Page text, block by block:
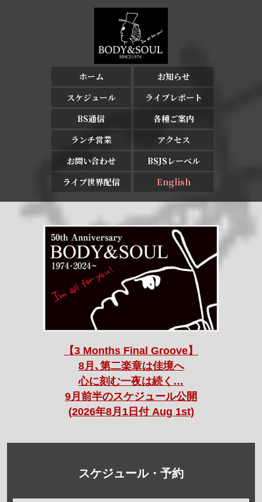
ホーム
お知らせ
スケジュール
ライブレポート
BS通信
各種ご案内
ランチ営業
アクセス
お問い合わせ
BSJSレーベル
ライブ世界配信
English
【3 Months Final Groove】
8月､第二楽章は佳境へ
心に刻む一夜は続く…
9月前半のスケジュール公開
(2026年8月1日付 Aug 1st)
スケジュール・予約